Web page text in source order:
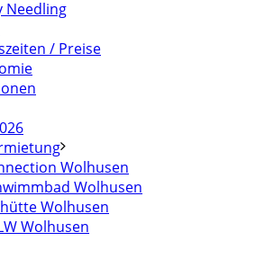
Needling
/ Preise
Wolhusen
Wolhusen
Wolhusen
Wolhusen